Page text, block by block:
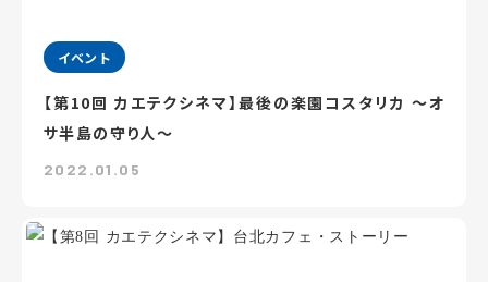
イベント
【第10回 カエテクシネマ】最後の楽園コスタリカ ～オ
サ半島の守り人～
2022.01.05